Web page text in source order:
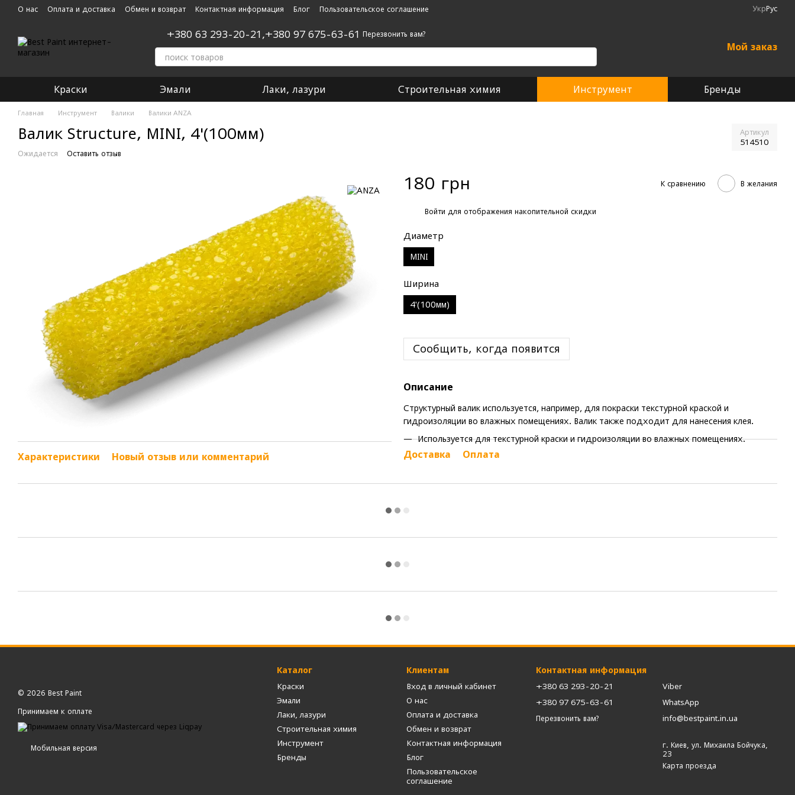
Перейти к основному контенту
О нас Оплата и доставка Обмен и возврат Контактная информация Блог Пользовательское соглашение УкрРус
+380 63 293-20-21,+380 97 675-63-61 Перезвонить вам?
Мой заказ
Краски Эмали Лаки, лазури Строительная химия Инструмент Бренды
Главная Инструмент Валики Валики ANZA
Валик Structure, MINI, 4'(100мм) Артикул
514510
Ожидается Оставить отзыв
Характеристики Новый отзыв или комментарий
180 грн К сравнению В желания
Войти для отображения накопительной скидки
Диаметр
MINI
Ширина
4'(100мм)
Сообщить, когда появится
Описание
Структурный валик используется, например, для покраски текстурной краской и
гидроизоляции во влажных помещениях. Валик также подходит для нанесения клея.
Используется для текстурной краски и гидроизоляции во влажных помещениях.
Доставка Оплата
© 2026 Best Paint
Принимаем к оплате
Мобильная версия
Каталог
Краски
Эмали
Лаки, лазури
Строительная химия
Инструмент
Бренды
Клиентам
Вход в личный кабинет
О нас
Оплата и доставка
Обмен и возврат
Контактная информация
Блог
Пользовательское
соглашение
Контактная информация
+380 63 293-20-21
+380 97 675-63-61
Перезвонить вам?
Viber
WhatsApp
info@bestpaint.in.ua
г. Киев, ул. Михаила Бойчука,
23
Карта проезда